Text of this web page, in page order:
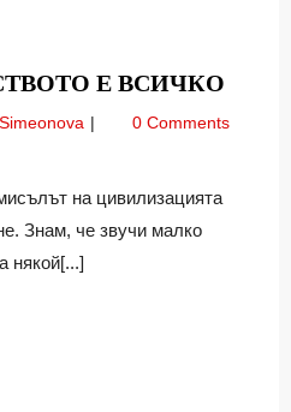
Е ВСИЧКО
Когато
всичко
0 Comments
на цивилизацията
Знам, че звучи малко
някой[...]